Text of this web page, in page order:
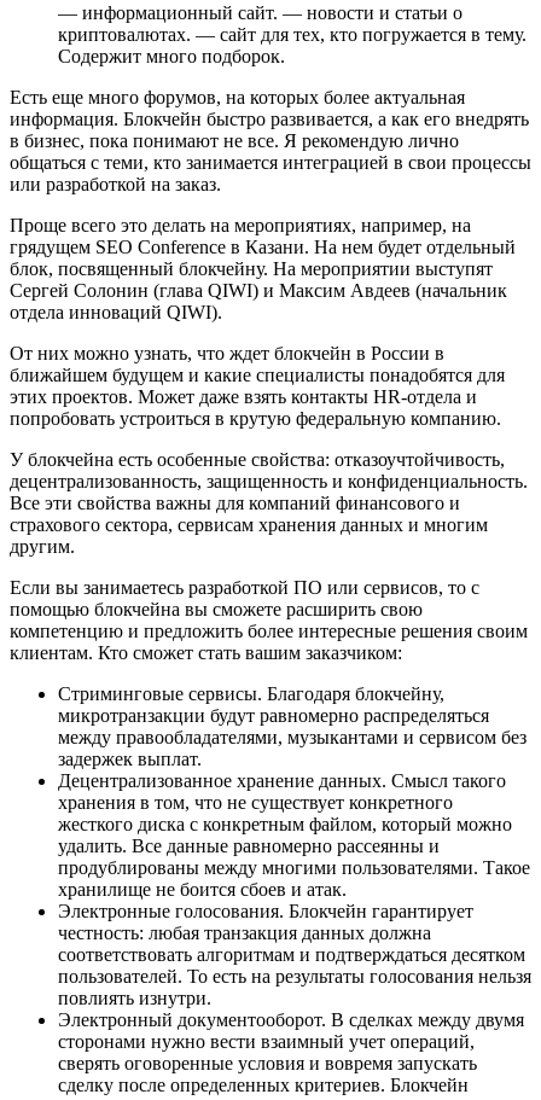
— информационный сайт. — новости и статьи о
криптовалютах. — сайт для тех, кто погружается в тему.
Содержит много подборок.
Есть еще много форумов, на которых более актуальная
информация. Блокчейн быстро развивается, а как его внедрять
в бизнес, пока понимают не все. Я рекомендую лично
общаться с теми, кто занимается интеграцией в свои процессы
или разработкой на заказ.
Проще всего это делать на мероприятиях, например, на
грядущем SEO Conference в Казани. На нем будет отдельный
блок, посвященный блокчейну. На мероприятии выступят
Сергей Солонин (глава QIWI) и Максим Авдеев (начальник
отдела инноваций QIWI).
От них можно узнать, что ждет блокчейн в России в
ближайшем будущем и какие специалисты понадобятся для
этих проектов. Может даже взять контакты HR-отдела и
попробовать устроиться в крутую федеральную компанию.
У блокчейна есть особенные свойства: отказоучтойчивость,
децентрализованность, защищенность и конфиденциальность.
Все эти свойства важны для компаний финансового и
страхового сектора, сервисам хранения данных и многим
другим.
Если вы занимаетесь разработкой ПО или сервисов, то с
помощью блокчейна вы сможете расширить свою
компетенцию и предложить более интересные решения своим
клиентам. Кто сможет стать вашим заказчиком:
Стриминговые сервисы. Благодаря блокчейну,
микротранзакции будут равномерно распределяться
между правообладателями, музыкантами и сервисом без
задержек выплат.
Децентрализованное хранение данных. Смысл такого
хранения в том, что не существует конкретного
жесткого диска с конкретным файлом, который можно
удалить. Все данные равномерно рассеянны и
продублированы между многими пользователями. Такое
хранилище не боится сбоев и атак.
Электронные голосования. Блокчейн гарантирует
честность: любая транзакция данных должна
соответствовать алгоритмам и подтверждаться десятком
пользователей. То есть на результаты голосования нельзя
повлиять изнутри.
Электронный документооборот. В сделках между двумя
сторонами нужно вести взаимный учет операций,
сверять оговоренные условия и вовремя запускать
сделку после определенных критериев. Блокчейн